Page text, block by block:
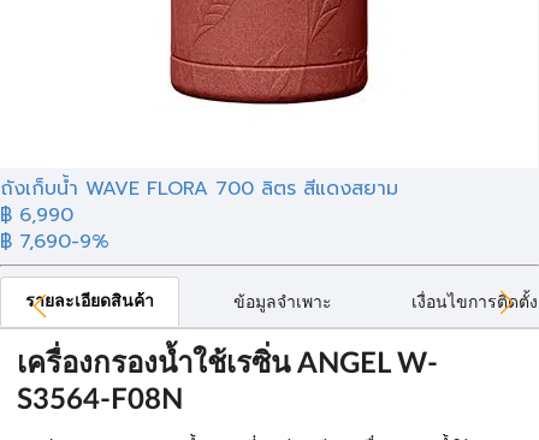
ถังเก็บน้ำ WAVE FLORA 700 ลิตร สีแดงสยาม
฿ 6,990
฿ 7,690-9%
รายละเอียดสินค้า ข้อมูลจำเพาะ เงื่อนไขการติดตั้ง
เครื่องกรองน้ำใช้เรซิ่น ANGEL W-
S3564-F08N